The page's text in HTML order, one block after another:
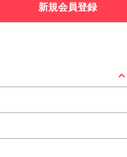
新規会員登録